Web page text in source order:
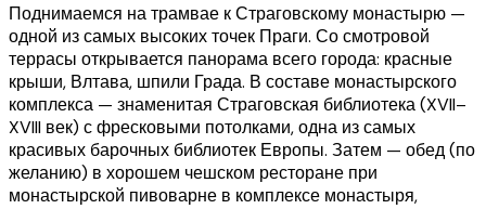
Поднимаемся на трамвае к Страговскому монастырю —
одной из самых высоких точек Праги. Со смотровой
террасы открывается панорама всего города: красные
крыши, Влтава, шпили Града. В составе монастырского
комплекса — знаменитая Страговская библиотека (XVII–
XVIII век) с фресковыми потолками, одна из самых
красивых барочных библиотек Европы. Затем — обед (по
желанию) в хорошем чешском ресторане при
монастырской пивоварне в комплексе монастыря,